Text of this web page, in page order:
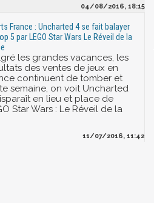
04/08/2016, 18:15
France : Uncharted 4 se fait balayer
5 par LEGO Star Wars Le Réveil de la
les grandes vacances, les
des ventes de jeux en
continuent de tomber et
semaine, on voit Uncharted
en lieu et place de
Star Wars : Le Réveil de la
11/07/2016, 11:42